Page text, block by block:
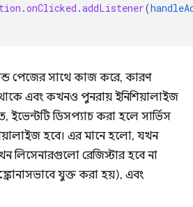
.onClicked .addListener(
পেজের সাথে কাজ করে, কারণ
এবং কখনও পুনরায় ইনিশিয়ালাইজ
ইভেন্টটি ডিসপ্যাচ করা হলে সার্ভিস
হবে। এর মানে হলো, যখন
লিসেনারগুলো রেজিস্টার হবে না
যুক্ত করা হয়), এবং